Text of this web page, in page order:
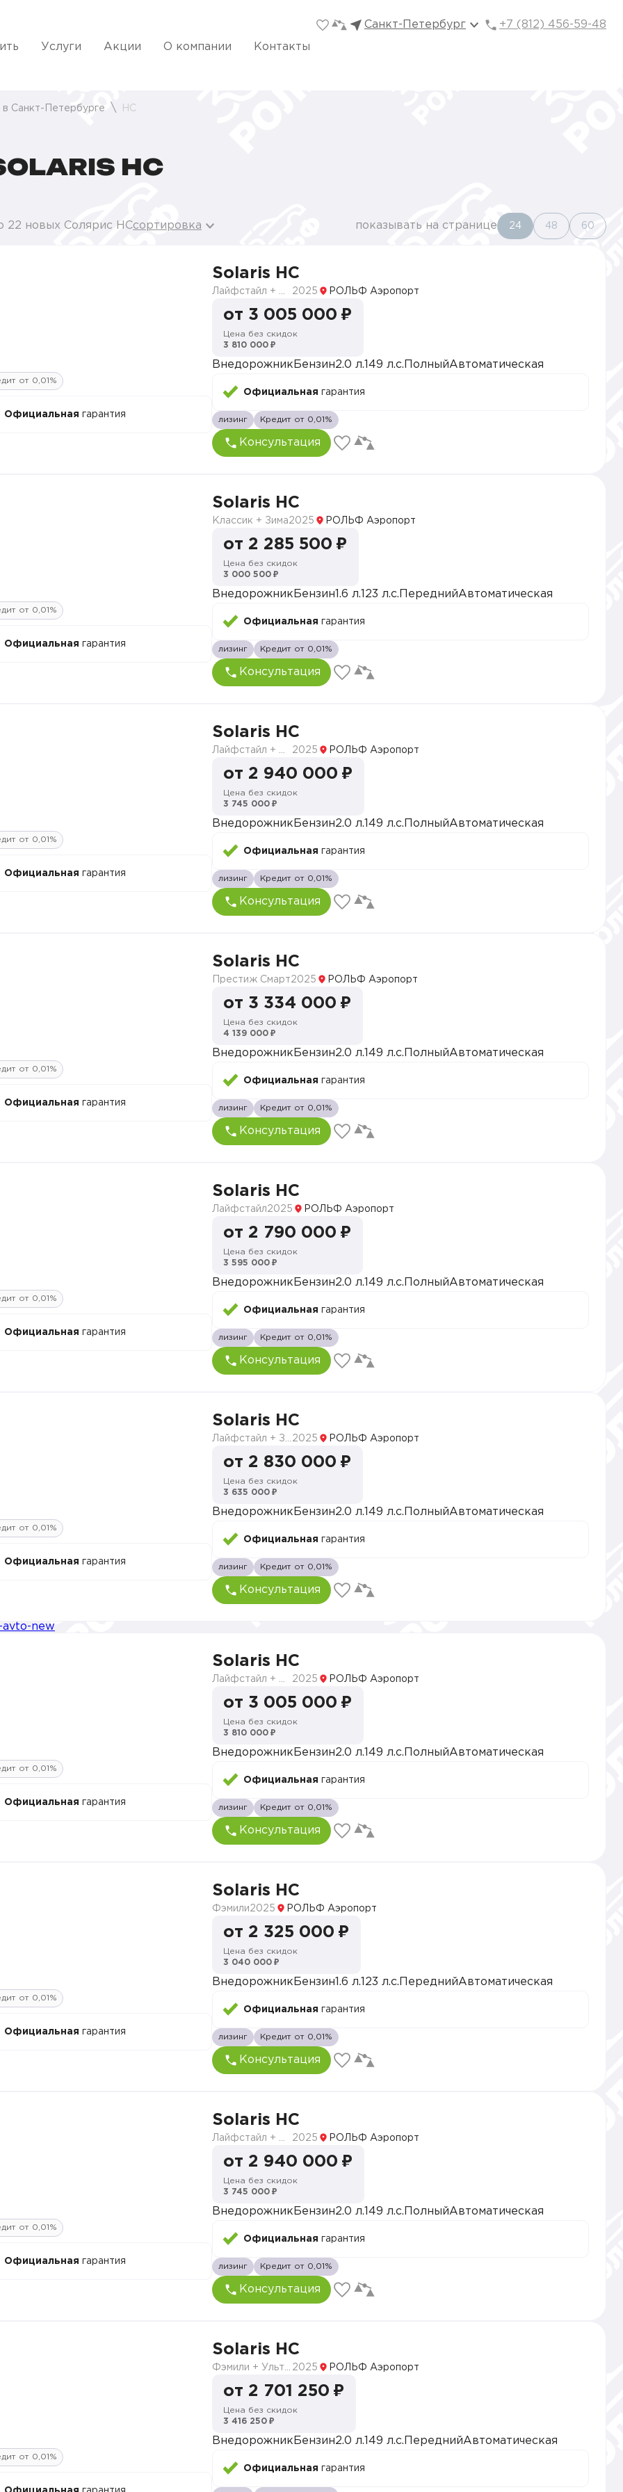
Санкт-Петербург +7 (812) 456-59-48
Услуги Акции О компании Контакты
Санкт-Петербурге HC
HC
22 новых Солярис HCсортировка показывать на странице 24 48 60
от 0,01%
Официальная гарантия
Solaris HC
2025 РОЛЬФ Аэропорт
от 3 005 000 ₽
Цена без скидок
3 810 000 ₽
Внедорожник Бензин2.0 л. 149 л.с. ПолныйАвтоматическая
Официальная гарантия
лизинг Кредит от 0,01%
Консультация
от 0,01%
Официальная гарантия
Solaris HC
Классик + Зима2025 РОЛЬФ Аэропорт
от 2 285 500 ₽
Цена без скидок
3 000 500 ₽
Внедорожник Бензин 1.6 л. 123 л.с. ПереднийАвтоматическая
Официальная гарантия
лизинг Кредит от 0,01%
Консультация
от 0,01%
Официальная гарантия
Solaris HC
2025 РОЛЬФ Аэропорт
от 2 940 000 ₽
Цена без скидок
3 745 000 ₽
Внедорожник Бензин2.0 л. 149 л.с. ПолныйАвтоматическая
Официальная гарантия
лизинг Кредит от 0,01%
Консультация
от 0,01%
Официальная гарантия
Solaris HC
Престиж Смарт2025 РОЛЬФ Аэропорт
от 3 334 000 ₽
Цена без скидок
4 139 000 ₽
Внедорожник Бензин2.0 л. 149 л.с. ПолныйАвтоматическая
Официальная гарантия
лизинг Кредит от 0,01%
Консультация
от 0,01%
Официальная гарантия
Solaris HC
Лайфстайл2025 РОЛЬФ Аэропорт
от 2 790 000 ₽
Цена без скидок
3 595 000 ₽
Внедорожник Бензин2.0 л. 149 л.с. ПолныйАвтоматическая
Официальная гарантия
лизинг Кредит от 0,01%
Консультация
от 0,01%
Официальная гарантия
Solaris HC
2025 РОЛЬФ Аэропорт
от 2 830 000 ₽
Цена без скидок
3 635 000 ₽
Внедорожник Бензин2.0 л. 149 л.с. ПолныйАвтоматическая
Официальная гарантия
лизинг Кредит от 0,01%
Консультация
от 0,01%
Официальная гарантия
Solaris HC
2025 РОЛЬФ Аэропорт
от 3 005 000 ₽
Цена без скидок
3 810 000 ₽
Внедорожник Бензин2.0 л. 149 л.с. ПолныйАвтоматическая
Официальная гарантия
лизинг Кредит от 0,01%
Консультация
от 0,01%
Официальная гарантия
Solaris HC
Фэмили2025 РОЛЬФ Аэропорт
от 2 325 000 ₽
Цена без скидок
3 040 000 ₽
Внедорожник Бензин 1.6 л. 123 л.с. ПереднийАвтоматическая
Официальная гарантия
лизинг Кредит от 0,01%
Консультация
от 0,01%
Официальная гарантия
Solaris HC
2025 РОЛЬФ Аэропорт
от 2 940 000 ₽
Цена без скидок
3 745 000 ₽
Внедорожник Бензин2.0 л. 149 л.с. ПолныйАвтоматическая
Официальная гарантия
лизинг Кредит от 0,01%
Консультация
от 0,01%
Solaris HC
2025 РОЛЬФ Аэропорт
от 2 701 250 ₽
Цена без скидок
3 416 250 ₽
Внедорожник Бензин2.0 л. 149 л.с. ПереднийАвтоматическая
Официальная гарантия